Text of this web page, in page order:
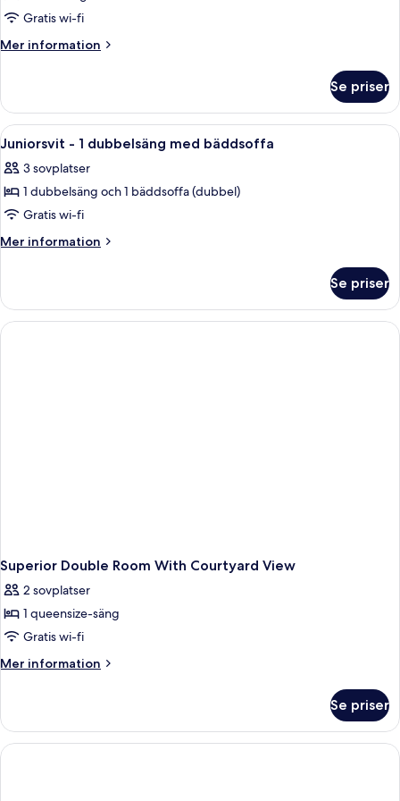
Standard
enkelrum
Gratis wi-fi
Mer information
Mer
enkelrum
Se priser
Öppna
alla
foton
för
Juniorsvit
-
med
bäddsoffa
Ett hotellrum med en stor säng, ett
14
Juniorsvit - 1 dubbelsäng med bäddsoffa
3 sovplatser
1 dubbelsäng och 1 bäddsoffa (dubbel)
Gratis wi-fi
Mer information
Mer
-
dubbelsäng
Se priser
Superior Double Room With Courtyard View
2 sovplatser
1 queensize-säng
Gratis wi-fi
Mer information
Mer
Double
Room
With
Se priser